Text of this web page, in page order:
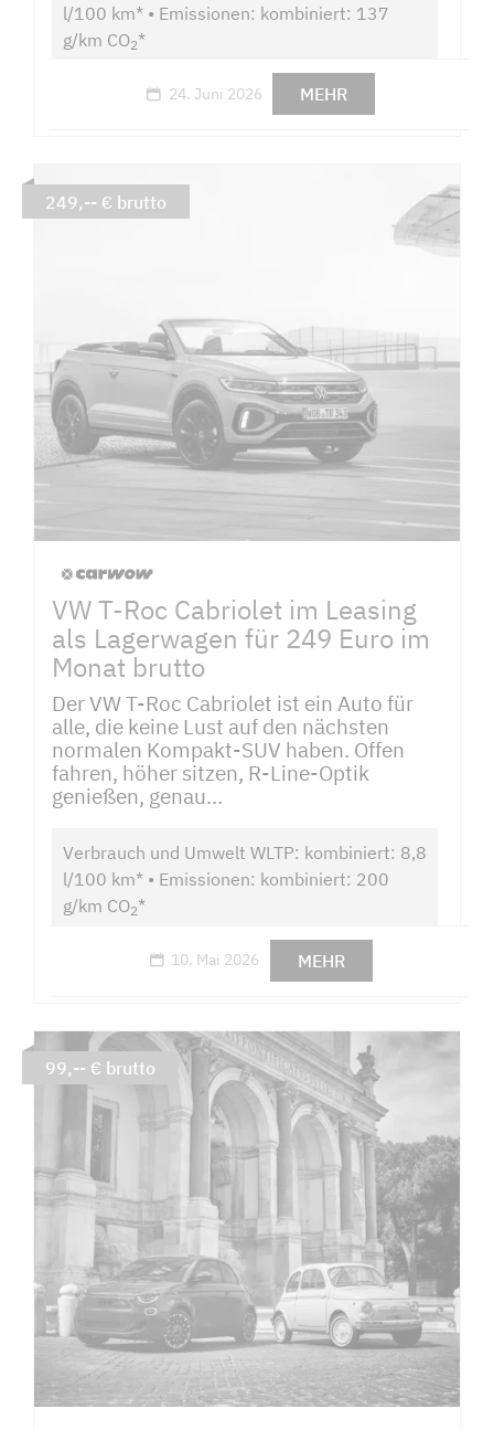
l/100 km* • Emissionen: kombiniert: 137
g/km CO2*
24. Juni 2026 MEHR
VW T-Roc Cabriolet im Leasing
als Lagerwagen für 249 Euro im
Monat brutto
Der VW T-Roc Cabriolet ist ein Auto für
alle, die keine Lust auf den nächsten
normalen Kompakt-SUV haben. Offen
fahren, höher sitzen, R-Line-Optik
genießen, genau...
Verbrauch und Umwelt WLTP: kombiniert: 8,8
l/100 km* • Emissionen: kombiniert: 200
g/km CO2*
10. Mai 2026 MEHR
249,-- € brutto
99,-- € brutto